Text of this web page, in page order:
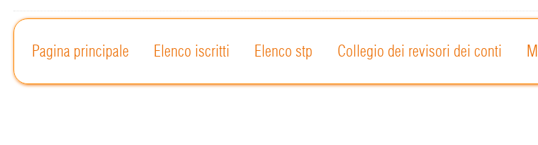
Pagina principale Elenco iscritti Elenco stp Collegio dei revisori dei conti